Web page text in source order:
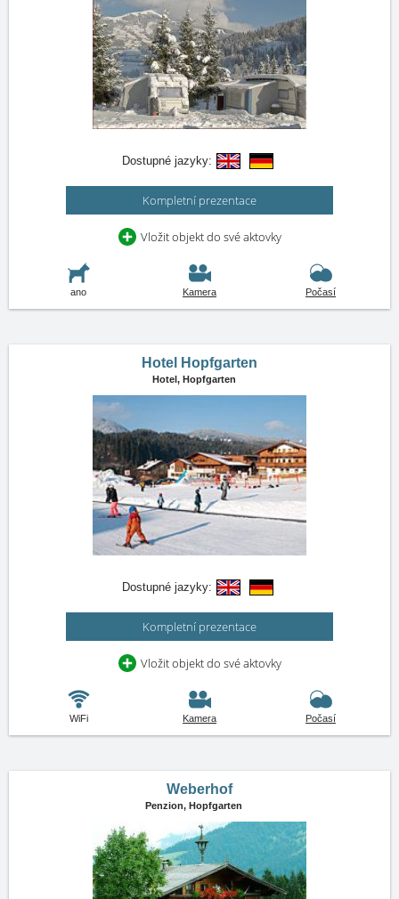
Dostupné jazyky:
Kompletní prezentace
Vložit objekt do své aktovky
ano Kamera Počasí
Hotel Hopfgarten
Hotel, Hopfgarten
Dostupné jazyky:
Kompletní prezentace
Vložit objekt do své aktovky
WiFi Kamera Počasí
Weberhof
Penzion, Hopfgarten